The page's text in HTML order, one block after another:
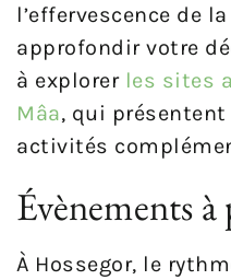
l’effervescence de
approfondir votre
à explorer les sites
Mâa, qui présentent
activités
Évènements
À Hossegor, le